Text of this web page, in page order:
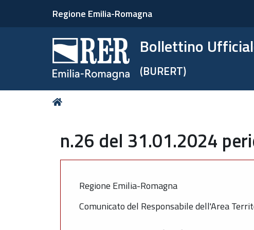
Regione Emilia-Romagna
Bollettino
(BURERT)
Tu
n.26 del 31.01.2024
Regione Emilia-Romagna
Comunicato del Responsabile dell'Area